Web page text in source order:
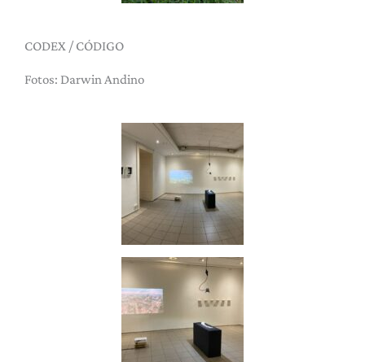
CODEX / CÓDIGO
Fotos: Darwin Andino